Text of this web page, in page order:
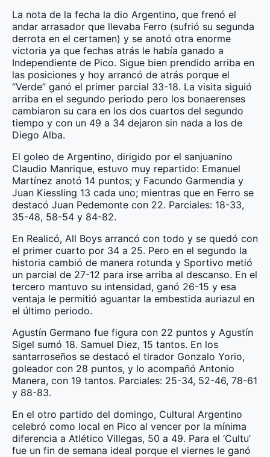
La nota de la fecha la dio Argentino, que frenó el
andar arrasador que llevaba Ferro (sufrió su segunda
derrota en el certamen) y se anotó otra enorme
victoria ya que fechas atrás le había ganado a
Independiente de Pico. Sigue bien prendido arriba en
las posiciones y hoy arrancó de atrás porque el
“Verde” ganó el primer parcial 33-18. La visita siguió
arriba en el segundo periodo pero los bonaerenses
cambiaron su cara en los dos cuartos del segundo
tiempo y con un 49 a 34 dejaron sin nada a los de
Diego Alba.
El goleo de Argentino, dirigido por el sanjuanino
Claudio Manrique, estuvo muy repartido: Emanuel
Martínez anotó 14 puntos; y Facundo Garmendia y
Juan Kiessling 13 cada uno; mientras que en Ferro se
destacó Juan Pedemonte con 22. Parciales: 18-33,
35-48, 58-54 y 84-82.
En Realicó, All Boys arrancó con todo y se quedó con
el primer cuarto por 34 a 25. Pero en el segundo la
historia cambió de manera rotunda y Sportivo metió
un parcial de 27-12 para irse arriba al descanso. En el
tercero mantuvo su intensidad, ganó 26-15 y esa
ventaja le permitió aguantar la embestida auriazul en
el último periodo.
Agustín Germano fue figura con 22 puntos y Agustín
Sigel sumó 18. Samuel Diez, 15 tantos. En los
santarroseños se destacó el tirador Gonzalo Yorio,
goleador con 28 puntos, y lo acompañó Antonio
Manera, con 19 tantos. Parciales: 25-34, 52-46, 78-61
y 88-83.
En el otro partido del domingo, Cultural Argentino
celebró como local en Pico al vencer por la mínima
diferencia a Atlético Villegas, 50 a 49. Para el ‘Cultu’
fue un fin de semana ideal porque el viernes le ganó